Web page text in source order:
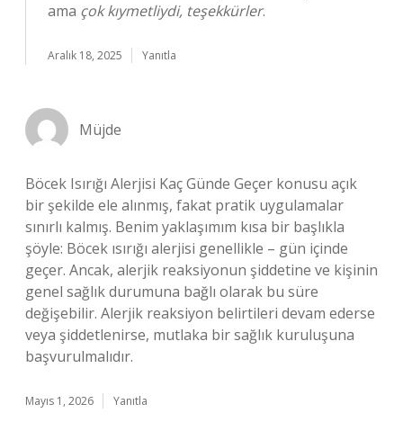
ama çok kıymetliydi, teşekkürler.
Aralık 18, 2025 Yanıtla
Müjde
Böcek Isırığı Alerjisi Kaç Günde Geçer konusu açık
bir şekilde ele alınmış, fakat pratik uygulamalar
sınırlı kalmış. Benim yaklaşımım kısa bir başlıkla
şöyle: Böcek ısırığı alerjisi genellikle – gün içinde
geçer. Ancak, alerjik reaksiyonun şiddetine ve kişinin
genel sağlık durumuna bağlı olarak bu süre
değişebilir. Alerjik reaksiyon belirtileri devam ederse
veya şiddetlenirse, mutlaka bir sağlık kuruluşuna
başvurulmalıdır.
Mayıs 1, 2026 Yanıtla